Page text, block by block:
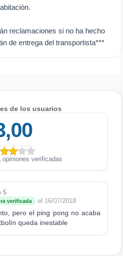
reclamaciones si no ha hecho
de entrega del transportista***
de los usuarios
opiniones verificadas
5
verificada
el 16/07/2018
pero el ping pong no acaba
queda inestable